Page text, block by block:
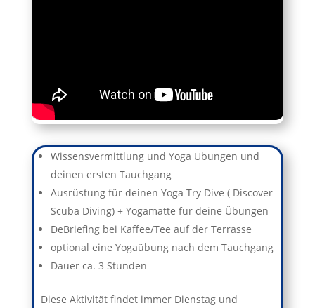
Wissensvermittlung und Yoga Übungen und
deinen ersten Tauchgang
Ausrüstung für deinen Yoga Try Dive ( Discover
Scuba Diving) + Yogamatte für deine Übungen
DeBriefing bei Kaffee/Tee auf der Terrasse
optional eine Yogaübung nach dem Tauchgang
Dauer ca. 3 Stunden
Diese Aktivität findet immer Dienstag und